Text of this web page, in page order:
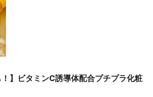
！】ビタミンC誘導体配合プチプラ化粧